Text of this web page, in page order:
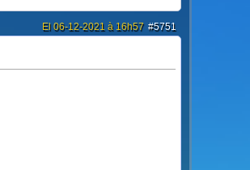
#5751
El 06-12-2021 à 16h57